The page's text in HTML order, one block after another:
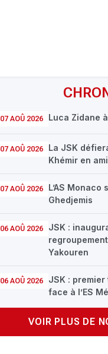
07 AOÛ 2026 Luca Zidane
07 AOÛ 2026
La JSK
Khémir en
07 AOÛ 2026
L’AS
Ghedjemis
06 AOÛ 2026
JSK :
Yakouren
06 AOÛ 2026
JSK :
face à l’ES
VOIR PLUS DE